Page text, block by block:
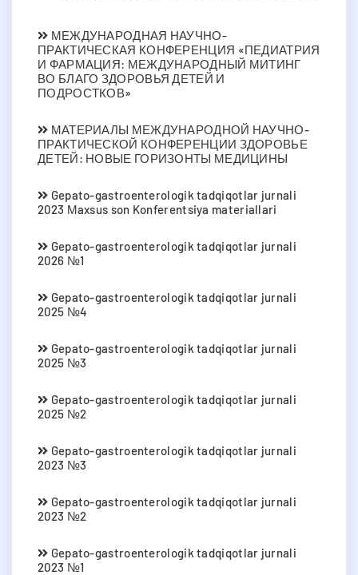
МЕЖДУНАРОДНАЯ НАУЧНО-
ПРАКТИЧЕСКАЯ КОНФЕРЕНЦИЯ «ПЕДИАТРИЯ
И ФАРМАЦИЯ: МЕЖДУНАРОДНЫЙ МИТИНГ
ВО БЛАГО ЗДОРОВЬЯ ДЕТЕЙ И
ПОДРОСТКОВ»
МАТЕРИАЛЫ МЕЖДУНАРОДНОЙ НАУЧНО-
ПРАКТИЧЕСКОЙ КОНФЕРЕНЦИИ ЗДОРОВЬЕ
ДЕТЕЙ: НОВЫЕ ГОРИЗОНТЫ МЕДИЦИНЫ
Gepato-gastroenterologik tadqiqotlar jurnali
2023 Мaxsus son Konferentsiya materiallari
Gepato-gastroenterologik tadqiqotlar jurnali
2026 №1
Gepato-gastroenterologik tadqiqotlar jurnali
2025 №4
Gepato-gastroenterologik tadqiqotlar jurnali
2025 №3
Gepato-gastroenterologik tadqiqotlar jurnali
2025 №2
Gepato-gastroenterologik tadqiqotlar jurnali
2023 №3
Gepato-gastroenterologik tadqiqotlar jurnali
2023 №2
Gepato-gastroenterologik tadqiqotlar jurnali
2023 №1